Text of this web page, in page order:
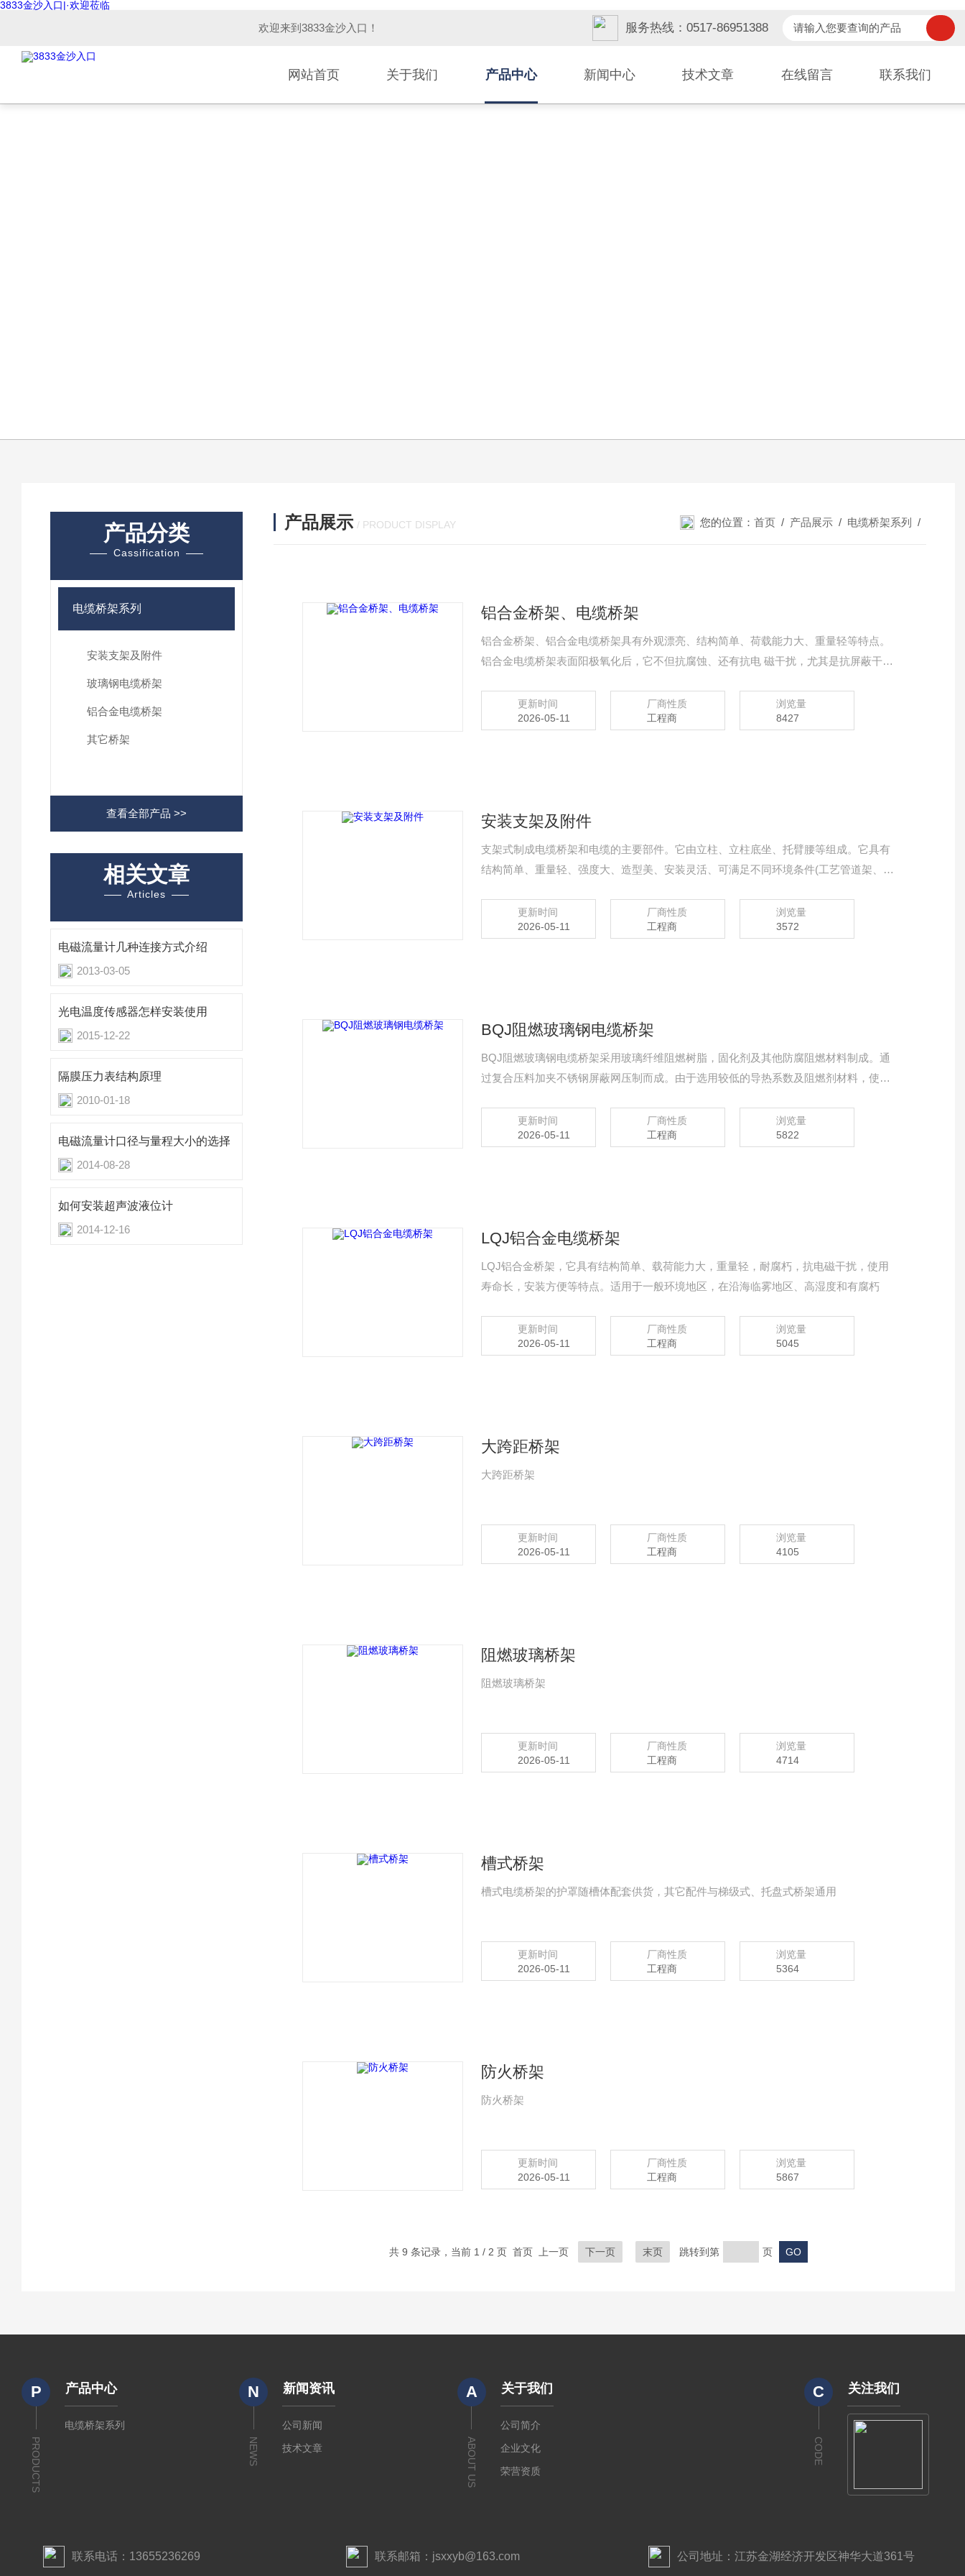
3833金沙入口|·欢迎莅临
欢迎来到3833金沙入口！ 服务热线：0517-86951388
网站首页 关于我们 产品中心 新闻中心 技术文章 在线留言 联系我们
产品分类
Cassification
电缆桥架系列
安装支架及附件
玻璃钢电缆桥架
铝合金电缆桥架
其它桥架
查看全部产品 >>
相关文章
Articles
电磁流量计几种连接方式介绍
2013-03-05
光电温度传感器怎样安装使用
2015-12-22
隔膜压力表结构原理
2010-01-18
电磁流量计口径与量程大小的选择
2014-08-28
如何安装超声波液位计
2014-12-16
产品展示 / PRODUCT DISPLAY 您的位置： 首页 / 产品展示 / 电缆桥架系列 /
铝合金桥架、电缆桥架
铝合金桥架、铝合金电缆桥架具有外观漂亮、结构简单、荷载能力大、重量轻等特点。
铝合金电缆桥架表面阳极氧化后，它不但抗腐蚀、还有抗电 磁干扰，尤其是抗屏蔽干
的实用价值更新时间
2026-05-11
厂商性质
工程商
浏览量
8427
安装支架及附件
支架式制成电缆桥架和电缆的主要部件。它由立柱、立柱底坐、托臂腰等组成。它具有
结构简单、重量轻、强度大、造型美、安装灵活、可满足不同环境条件(工艺管道架、楼
更新时间
2026-05-11
厂商性质
工程商
浏览量
3572
BQJ阻燃玻璃钢电缆桥架
BQJ阻燃玻璃钢电缆桥架采用玻璃纤维阻燃树脂，固化剂及其他防腐阻燃材料制成。通
过复合压料加夹不锈钢屏蔽网压制而成。由于选用较低的导热系数及阻燃剂材料，使产
性能好、重量轻、配线灵活、使用寿命长等特点。在化工、冶金、石油、等强腐朽性坏
境中得到广泛使用
更新时间
2026-05-11
厂商性质
工程商
浏览量
5822
LQJ铝合金电缆桥架
LQJ铝合金桥架，它具有结构简单、载荷能力大，重量轻，耐腐朽，抗电磁干扰，使用
寿命长，安装方便等特点。适用于一般环境地区，在沿海临雾地区、高湿度和有腐朽
更新时间
2026-05-11
厂商性质
工程商
浏览量
5045
大跨距桥架
大跨距桥架
更新时间
2026-05-11
厂商性质
工程商
浏览量
4105
阻燃玻璃桥架
阻燃玻璃桥架
更新时间
2026-05-11
厂商性质
工程商
浏览量
4714
槽式桥架
槽式电缆桥架的护罩随槽体配套供货，其它配件与梯级式、托盘式桥架通用
更新时间
2026-05-11
厂商性质
工程商
浏览量
5364
防火桥架
防火桥架
更新时间
2026-05-11
厂商性质
工程商
浏览量
5867
共 9 条记录，当前 1 / 2 页 首页 上一页 下一页 末页 跳转到第 页
P
PRODUCTS
产品中心
电缆桥架系列
N
NEWS
新闻资讯
公司新闻
技术文章
A
ABOUT US
关于我们
公司简介
企业文化
荣营资质
C
CODE
关注我们
联系电话：13655236269 联系邮箱：jsxxyb@163.com 公司地址：江苏金湖经济开发区神华大道361号